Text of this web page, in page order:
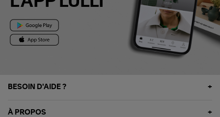
BESOIN D'AIDE ?
À PROPOS